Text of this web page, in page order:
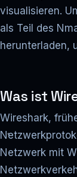
visualisieren.
als Teil des
herunterladen,
Was ist
Wireshark,
Netzwerk mit